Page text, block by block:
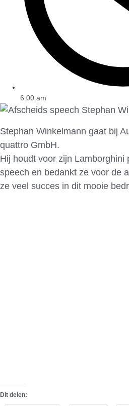
6:00 am
Stephan Winkelmann gaat bij
quattro GmbH.
Hij houdt voor zijn Lamborghini
speech en bedankt ze voor de
ze veel succes in dit mooie
Dit delen: